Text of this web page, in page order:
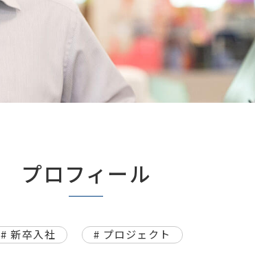
プロフィール
# 新卒入社 # プロジェクト